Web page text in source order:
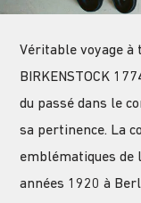
Véritable voyage
BIRKENSTOCK
du passé dans le
sa pertinence. La
emblématiques de
années 1920 à